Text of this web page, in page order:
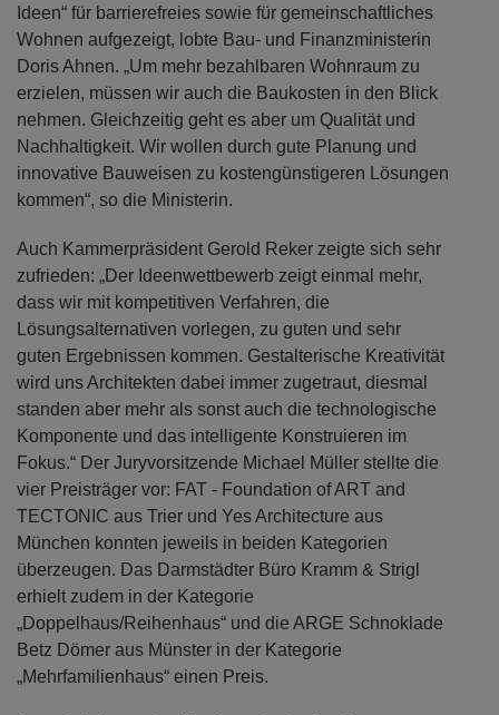
Ideen“ für barrierefreies sowie für gemeinschaftliches
Wohnen aufgezeigt, lobte Bau- und Finanzministerin
Doris Ahnen. „Um mehr bezahlbaren Wohnraum zu
erzielen, müssen wir auch die Baukosten in den Blick
nehmen. Gleichzeitig geht es aber um Qualität und
Nachhaltigkeit. Wir wollen durch gute Planung und
innovative Bauweisen zu kostengünstigeren Lösungen
kommen“, so die Ministerin.
Auch Kammerpräsident Gerold Reker zeigte sich sehr
zufrieden: „Der Ideenwettbewerb zeigt einmal mehr,
dass wir mit kompetitiven Verfahren, die
Lösungsalternativen vorlegen, zu guten und sehr
guten Ergebnissen kommen. Gestalterische Kreativität
wird uns Architekten dabei immer zugetraut, diesmal
standen aber mehr als sonst auch die technologische
Komponente und das intelligente Konstruieren im
Fokus.“ Der Juryvorsitzende Michael Müller stellte die
vier Preisträger vor: FAT - Foundation of ART and
TECTONIC aus Trier und Yes Architecture aus
München konnten jeweils in beiden Kategorien
überzeugen. Das Darmstädter Büro Kramm & Strigl
erhielt zudem in der Kategorie
„Doppelhaus/Reihenhaus“ und die ARGE Schnoklade
Betz Dömer aus Münster in der Kategorie
„Mehrfamilienhaus“ einen Preis.